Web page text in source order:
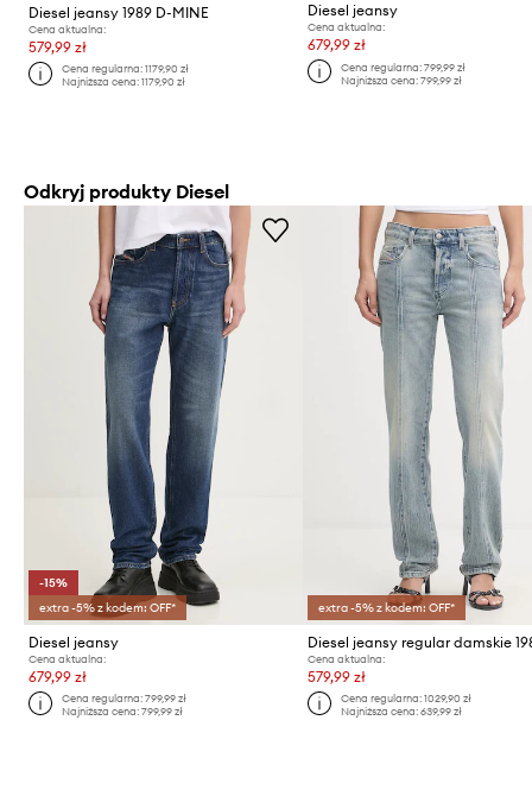
Diesel jeansy 1989 D-MINE
Cena aktualna:
579,99 zł
Cena regularna:1179,90 zł
Najniższa cena:1179,90 zł
Diesel jeansy
Cena aktualna:
679,99 zł
Cena regularna: 799,99 zł
Najniższa cena: 799,99 zł
Odkryj produkty Diesel
-15%
extra -5% z kodem: OFF*
Diesel jeansy
Cena aktualna:
679,99 zł
Cena regularna:799,99 zł
Najniższa cena:799,99 zł
extra -5% z kodem: OFF*
Cena aktualna:
579,99 zł
Cena regularna: 1029,90 zł
Najniższa cena: 639,99 zł